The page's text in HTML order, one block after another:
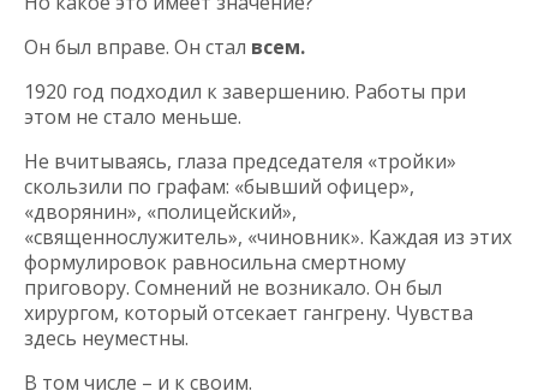
Он был вправе. Он стал всем.
1920 год подходил к завершению. Работы при
этом не стало меньше.
Не вчитываясь, глаза председателя «тройки»
скользили по графам: «бывший офицер»,
«дворянин», «полицейский»,
«священнослужитель», «чиновник». Каждая из этих
формулировок равносильна смертному
приговору. Сомнений не возникало. Он был
хирургом, который отсекает гангрену. Чувства
здесь неуместны.
В том числе – и к своим.